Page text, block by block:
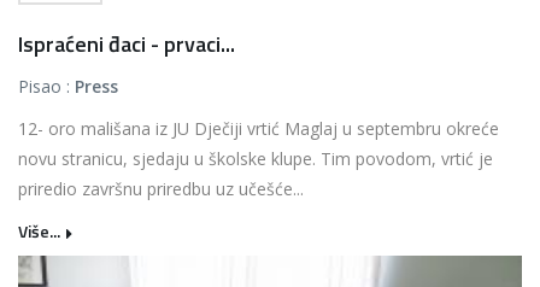
Ispraćeni đaci - prvaci...
Pisao : Press
12- oro mališana iz JU Dječiji vrtić Maglaj u septembru okreće
novu stranicu, sjedaju u školske klupe. Tim povodom, vrtić je
priredio završnu priredbu uz učešće...
Više...